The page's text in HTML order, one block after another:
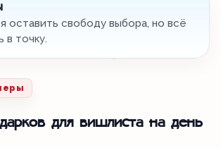
оставить свободу выбора, но всё
в точку.
для вишлиста на день